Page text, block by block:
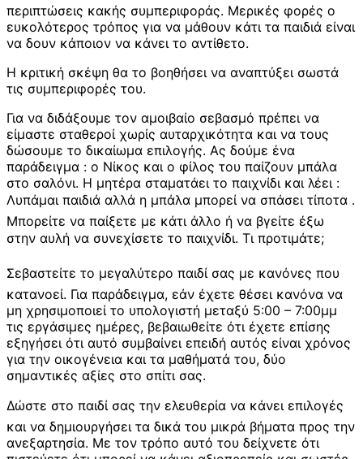
περιπτώσεις κακής συμπεριφοράς. Μερικές φορές ο
ευκολότερος τρόπος για να μάθουν κάτι τα παιδιά είναι
να δουν κάποιον να κάνει το αντίθετο.
Η κριτική σκέψη θα το βοηθήσει να αναπτύξει σωστά
τις συμπεριφορές του.
Για να διδάξουμε τον αμοιβαίο σεβασμό πρέπει να
είμαστε σταθεροί χωρίς αυταρχικότητα και να τους
δώσουμε το δικαίωμα επιλογής. Ας δούμε ένα
παράδειγμα : o Νίκος και ο φίλος του παίζουν μπάλα
στο σαλόνι. Η μητέρα σταματάει το παιχνίδι και λέει :
Λυπάμαι παιδιά αλλά η μπάλα μπορεί να σπάσει τίποτα .
Μπορείτε να παίξετε με κάτι άλλο ή να βγείτε έξω
στην αυλή να συνεχίσετε το παιχνίδι. Τι προτιμάτε;
Σεβαστείτε το μεγαλύτερο παιδί σας με κανόνες που
κατανοεί. Για παράδειγμα, εάν έχετε θέσει κανόνα να
μη χρησιμοποιεί το υπολογιστή μεταξύ 5:00 – 7:00μμ
τις εργάσιμες ημέρες, βεβαιωθείτε ότι έχετε επίσης
εξηγήσει ότι αυτό συμβαίνει επειδή αυτός είναι χρόνος
για την οικογένεια και τα μαθήματά του, δύο
σημαντικές αξίες στο σπίτι σας.
Δώστε στο παιδί σας την ελευθερία να κάνει επιλογές
και να δημιουργήσει τα δικά του μικρά βήματα προς την
ανεξαρτησία. Με τον τρόπο αυτό του δείχνετε ότι